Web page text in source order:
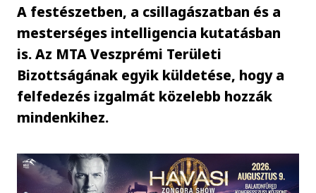
A festészetben, a csillagászatban és a
mesterséges intelligencia kutatásban
is. Az MTA Veszprémi Területi
Bizottságának egyik küldetése, hogy a
felfedezés izgalmát közelebb hozzák
mindenkihez.